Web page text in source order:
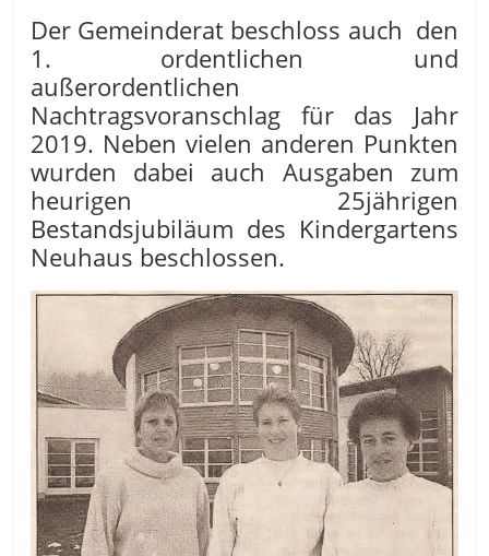
Der Gemeinderat beschloss auch den
1. ordentlichen und
außerordentlichen
Nachtragsvoranschlag für das Jahr
2019. Neben vielen anderen Punkten
wurden dabei auch Ausgaben zum
heurigen 25jährigen
Bestandsjubiläum des Kindergartens
Neuhaus beschlossen.